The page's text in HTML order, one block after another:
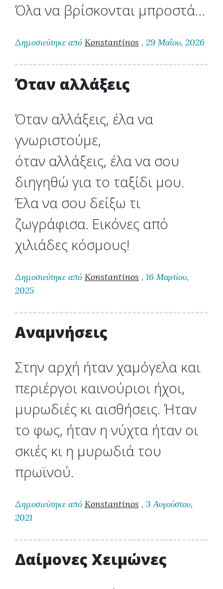
Όλα να βρίσκονται μπροστά…
Δημοσιεύτηκε από Konstantinos , 29 Μαΐου, 2026
Όταν αλλάξεις
Όταν αλλάξεις, έλα να
γνωριστούμε,
όταν αλλάξεις, έλα να σου
διηγηθώ για το ταξίδι μου.
Έλα να σου δείξω τι
ζωγράφισα. Eικόνες από
χιλιάδες κόσμους!
Δημοσιεύτηκε από Konstantinos , 16 Μαρτίου,
2025
Αναμνήσεις
Στην αρχή ήταν χαμόγελα και
περιέργοι καινούριοι ήχοι,
μυρωδιές κι αισθήσεις. Ήταν
το φως, ήταν η νύχτα ήταν οι
σκιές κι η μυρωδιά του
πρωϊνού.
Δημοσιεύτηκε από Konstantinos , 3 Αυγούστου,
2021
Δαίμονες Χειμώνες